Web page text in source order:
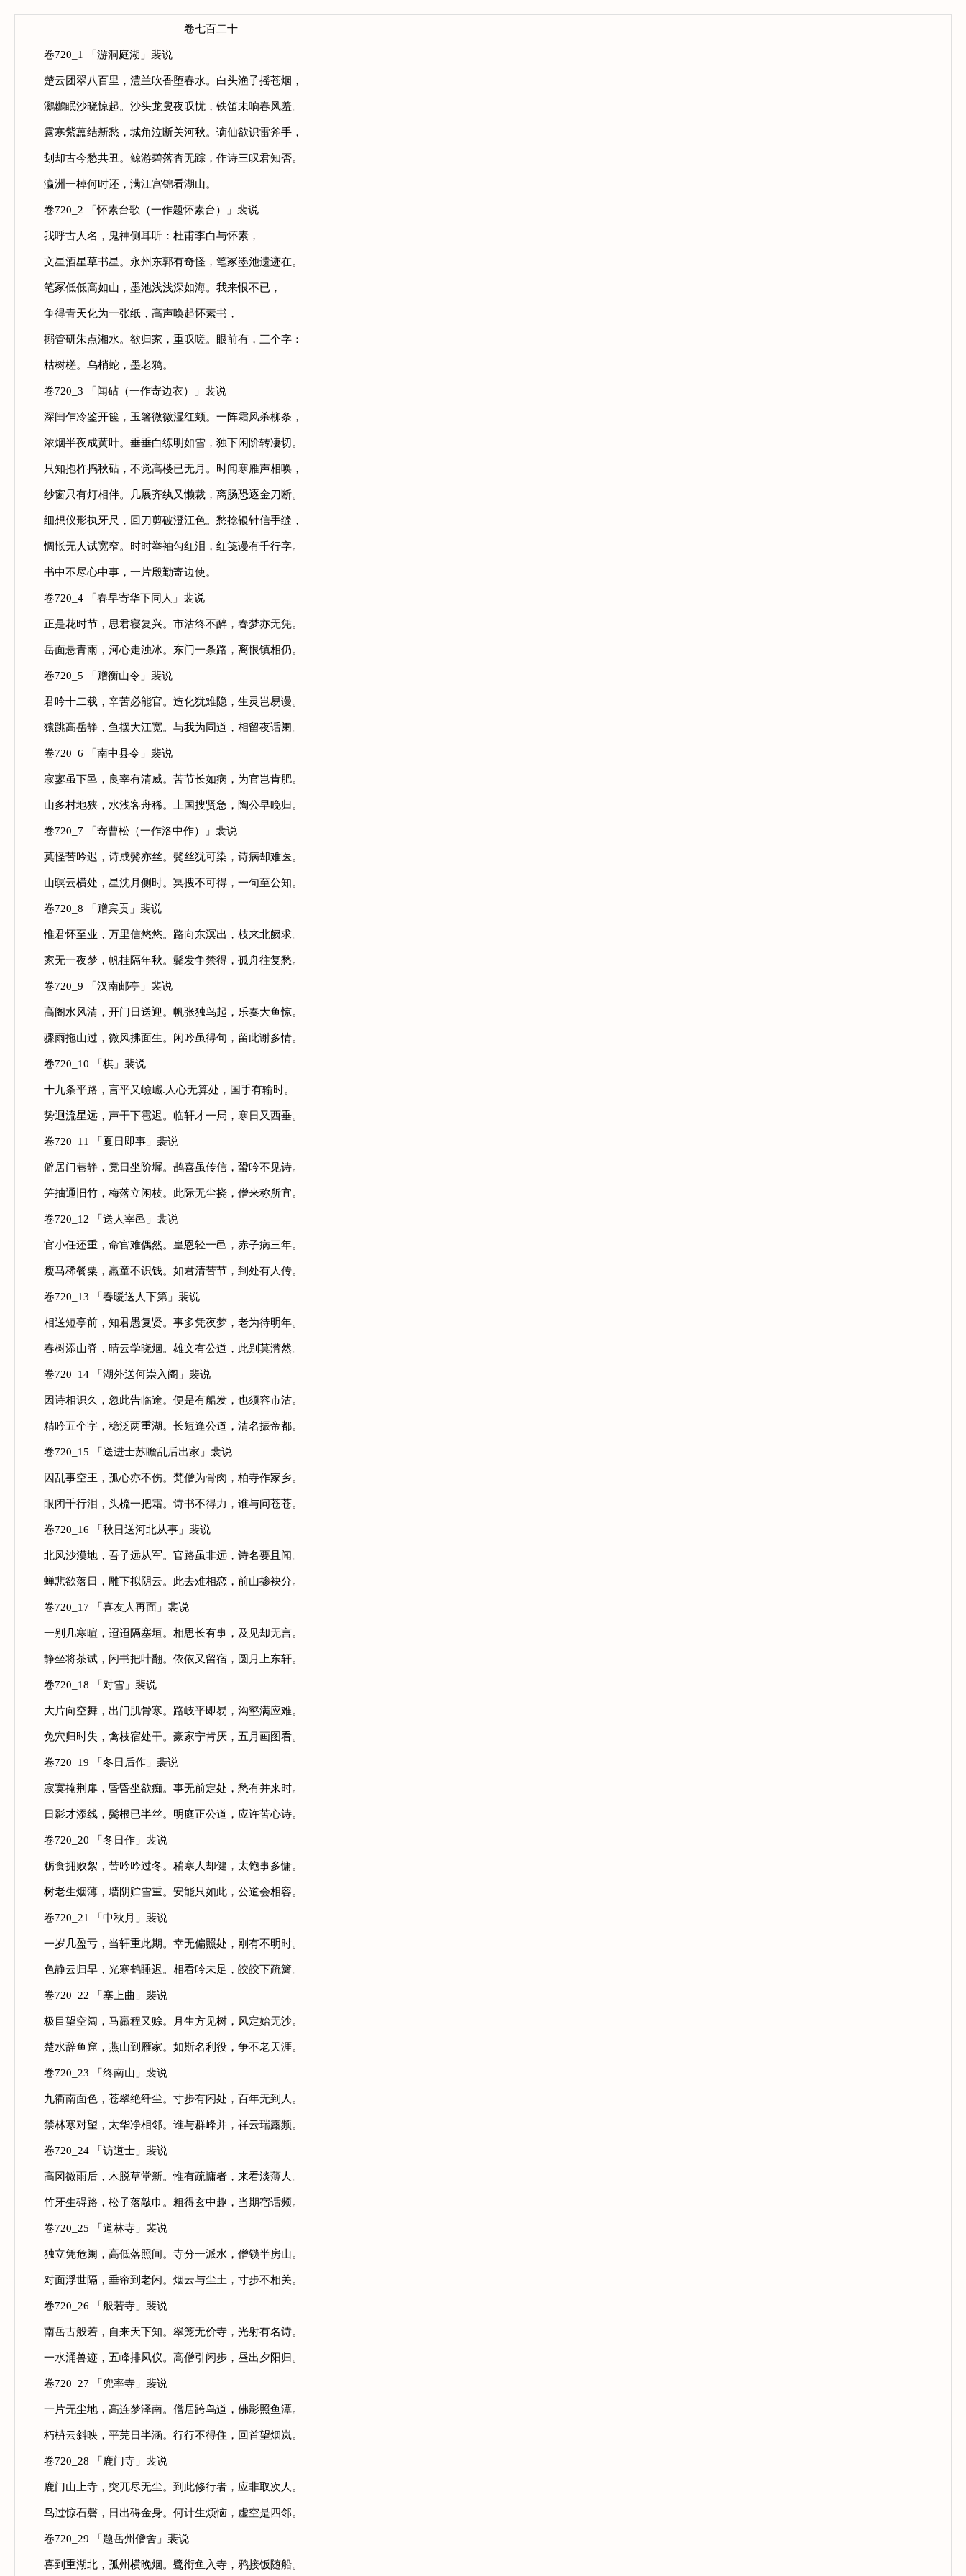
卷七百二十
卷720_1 「游洞庭湖」裴说
楚云团翠八百里，澧兰吹香堕春水。白头渔子摇苍烟，
鸂鶒眠沙晓惊起。沙头龙叟夜叹忧，铁笛未响春风羞。
露寒紫藟结新愁，城角泣断关河秋。谪仙欲识雷斧手，
刬却古今愁共丑。鲸游碧落杳无踪，作诗三叹君知否。
瀛洲一棹何时还，满江宫锦看湖山。
卷720_2 「怀素台歌（一作题怀素台）」裴说
我呼古人名，鬼神侧耳听：杜甫李白与怀素，
文星酒星草书星。永州东郭有奇怪，笔冢墨池遗迹在。
笔冢低低高如山，墨池浅浅深如海。我来恨不已，
争得青天化为一张纸，高声唤起怀素书，
搦管研朱点湘水。欲归家，重叹嗟。眼前有，三个字：
枯树槎。乌梢蛇，墨老鸦。
卷720_3 「闻砧（一作寄边衣）」裴说
深闺乍冷鉴开箧，玉箸微微湿红颊。一阵霜风杀柳条，
浓烟半夜成黄叶。垂垂白练明如雪，独下闲阶转凄切。
只知抱杵捣秋砧，不觉高楼已无月。时闻寒雁声相唤，
纱窗只有灯相伴。几展齐纨又懒裁，离肠恐逐金刀断。
细想仪形执牙尺，回刀剪破澄江色。愁捻银针信手缝，
惆怅无人试宽窄。时时举袖匀红泪，红笺谩有千行字。
书中不尽心中事，一片殷勤寄边使。
卷720_4 「春早寄华下同人」裴说
正是花时节，思君寝复兴。市沽终不醉，春梦亦无凭。
岳面悬青雨，河心走浊冰。东门一条路，离恨镇相仍。
卷720_5 「赠衡山令」裴说
君吟十二载，辛苦必能官。造化犹难隐，生灵岂易谩。
猿跳高岳静，鱼摆大江宽。与我为同道，相留夜话阑。
卷720_6 「南中县令」裴说
寂寥虽下邑，良宰有清威。苦节长如病，为官岂肯肥。
山多村地狭，水浅客舟稀。上国搜贤急，陶公早晚归。
卷720_7 「寄曹松（一作洛中作）」裴说
莫怪苦吟迟，诗成鬓亦丝。鬓丝犹可染，诗病却难医。
山暝云横处，星沈月侧时。冥搜不可得，一句至公知。
卷720_8 「赠宾贡」裴说
惟君怀至业，万里信悠悠。路向东溟出，枝来北阙求。
家无一夜梦，帆挂隔年秋。鬓发争禁得，孤舟往复愁。
卷720_9 「汉南邮亭」裴说
高阁水风清，开门日送迎。帆张独鸟起，乐奏大鱼惊。
骤雨拖山过，微风拂面生。闲吟虽得句，留此谢多情。
卷720_10 「棋」裴说
十九条平路，言平又嶮巇.人心无算处，国手有输时。
势迥流星远，声干下雹迟。临轩才一局，寒日又西垂。
卷720_11 「夏日即事」裴说
僻居门巷静，竟日坐阶墀。鹊喜虽传信，蛩吟不见诗。
笋抽通旧竹，梅落立闲枝。此际无尘挠，僧来称所宜。
卷720_12 「送人宰邑」裴说
官小任还重，命官难偶然。皇恩轻一邑，赤子病三年。
瘦马稀餐粟，羸童不识钱。如君清苦节，到处有人传。
卷720_13 「春暖送人下第」裴说
相送短亭前，知君愚复贤。事多凭夜梦，老为待明年。
春树添山脊，晴云学晓烟。雄文有公道，此别莫潸然。
卷720_14 「湖外送何崇入阁」裴说
因诗相识久，忽此告临途。便是有船发，也须容市沽。
精吟五个字，稳泛两重湖。长短逢公道，清名振帝都。
卷720_15 「送进士苏瞻乱后出家」裴说
因乱事空王，孤心亦不伤。梵僧为骨肉，柏寺作家乡。
眼闭千行泪，头梳一把霜。诗书不得力，谁与问苍苍。
卷720_16 「秋日送河北从事」裴说
北风沙漠地，吾子远从军。官路虽非远，诗名要且闻。
蝉悲欲落日，雕下拟阴云。此去难相恋，前山掺袂分。
卷720_17 「喜友人再面」裴说
一别几寒暄，迢迢隔塞垣。相思长有事，及见却无言。
静坐将茶试，闲书把叶翻。依依又留宿，圆月上东轩。
卷720_18 「对雪」裴说
大片向空舞，出门肌骨寒。路岐平即易，沟壑满应难。
兔穴归时失，禽枝宿处干。豪家宁肯厌，五月画图看。
卷720_19 「冬日后作」裴说
寂寞掩荆扉，昏昏坐欲痴。事无前定处，愁有并来时。
日影才添线，鬓根已半丝。明庭正公道，应许苦心诗。
卷720_20 「冬日作」裴说
粝食拥败絮，苦吟吟过冬。稍寒人却健，太饱事多慵。
树老生烟薄，墙阴贮雪重。安能只如此，公道会相容。
卷720_21 「中秋月」裴说
一岁几盈亏，当轩重此期。幸无偏照处，刚有不明时。
色静云归早，光寒鹤睡迟。相看吟未足，皎皎下疏篱。
卷720_22 「塞上曲」裴说
极目望空阔，马羸程又赊。月生方见树，风定始无沙。
楚水辞鱼窟，燕山到雁家。如斯名利役，争不老天涯。
卷720_23 「终南山」裴说
九衢南面色，苍翠绝纤尘。寸步有闲处，百年无到人。
禁林寒对望，太华净相邻。谁与群峰并，祥云瑞露频。
卷720_24 「访道士」裴说
高冈微雨后，木脱草堂新。惟有疏慵者，来看淡薄人。
竹牙生碍路，松子落敲巾。粗得玄中趣，当期宿话频。
卷720_25 「道林寺」裴说
独立凭危阑，高低落照间。寺分一派水，僧锁半房山。
对面浮世隔，垂帘到老闲。烟云与尘土，寸步不相关。
卷720_26 「般若寺」裴说
南岳古般若，自来天下知。翠笼无价寺，光射有名诗。
一水涌兽迹，五峰排凤仪。高僧引闲步，昼出夕阳归。
卷720_27 「兜率寺」裴说
一片无尘地，高连梦泽南。僧居跨鸟道，佛影照鱼潭。
朽枿云斜映，平芜日半涵。行行不得住，回首望烟岚。
卷720_28 「鹿门寺」裴说
鹿门山上寺，突兀尽无尘。到此修行者，应非取次人。
鸟过惊石磬，日出碍金身。何计生烦恼，虚空是四邻。
卷720_29 「题岳州僧舍」裴说
喜到重湖北，孤州横晚烟。鹭衔鱼入寺，鸦接饭随船。